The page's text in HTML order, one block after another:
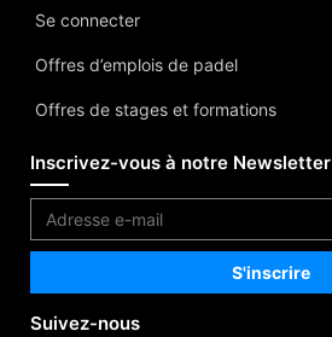
Se connecter
Offres d’emplois de padel
Offres de stages et formations
Inscrivez-vous à notre Newsletter
Suivez-nous